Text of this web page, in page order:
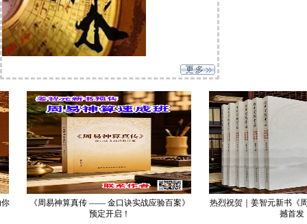
《周易神算真传 —— 金口诀实战应验百案》
预定开启！
热烈祝贺｜姜智元新书《周易
撼首发